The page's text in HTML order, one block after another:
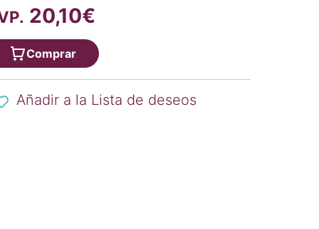
20,10€
Comprar
Añadir a la Lista de deseos